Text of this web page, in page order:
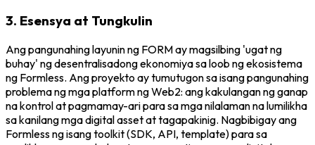
3. Esensya at Tungkulin
Ang pangunahing layunin ng FORM ay magsilbing 'ugat ng
buhay' ng desentralisadong ekonomiya sa loob ng ekosistema
ng Formless. Ang proyekto ay tumutugon sa isang pangunahing
problema ng mga platform ng Web2: ang kakulangan ng ganap
na kontrol at pagmamay-ari para sa mga nilalaman na lumilikha
sa kanilang mga digital asset at tagapakinig. Nagbibigay ang
Formless ng isang toolkit (SDK, API, template) para sa